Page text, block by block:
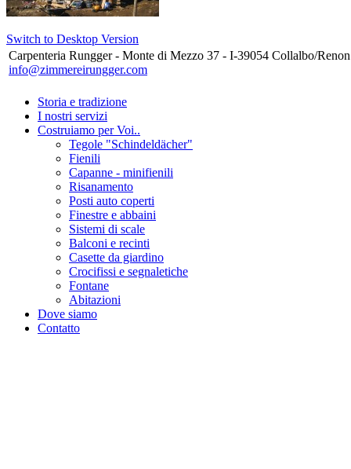
Switch to Desktop Version
Carpenteria Rungger - Monte di Mezzo 37 - I-39054 Collalbo/
info@zimmereirungger.com
Storia e tradizione
I nostri servizi
Costruiamo per Voi..
Tegole "Schindeldächer"
Fienili
Capanne - minifienili
Risanamento
Posti auto coperti
Finestre e abbaini
Sistemi di scale
Balconi e recinti
Casette da giardino
Crocifissi e segnaletiche
Fontane
Abitazioni
Dove siamo
Contatto